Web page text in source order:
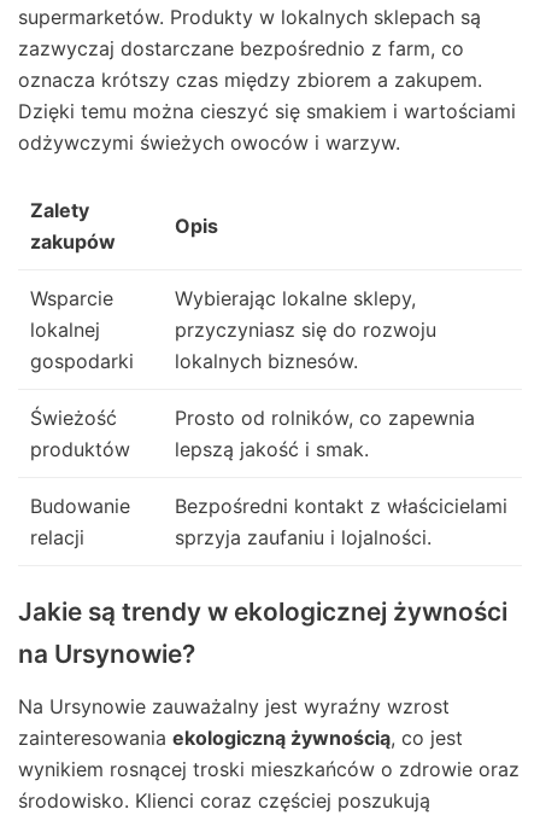
supermarketów. Produkty w lokalnych sklepach są
zazwyczaj dostarczane bezpośrednio z farm, co
oznacza krótszy czas między zbiorem a zakupem.
Dzięki temu można cieszyć się smakiem i wartościami
odżywczymi świeżych owoców i warzyw.
Zalety
zakupów
Opis
Wsparcie
lokalnej
gospodarki
Wybierając lokalne sklepy,
przyczyniasz się do rozwoju
lokalnych biznesów.
Świeżość
produktów
Prosto od rolników, co zapewnia
lepszą jakość i smak.
Budowanie
relacji
Bezpośredni kontakt z właścicielami
sprzyja zaufaniu i lojalności.
Jakie są trendy w ekologicznej żywności
na Ursynowie?
Na Ursynowie zauważalny jest wyraźny wzrost
zainteresowania ekologiczną żywnością, co jest
wynikiem rosnącej troski mieszkańców o zdrowie oraz
środowisko. Klienci coraz częściej poszukują